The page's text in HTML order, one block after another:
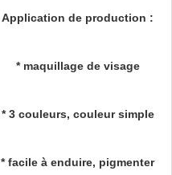
Application de production :
* maquillage de visage
* 3 couleurs, couleur simple
* facile à enduire, pigmenter